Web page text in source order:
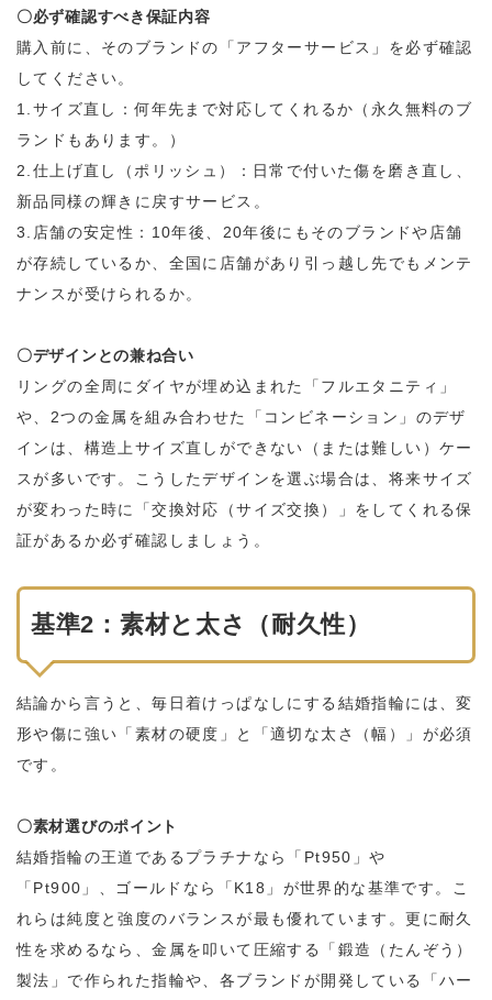
〇必ず確認すべき保証内容
購入前に、そのブランドの「アフターサービス」を必ず確認
してください。
1.サイズ直し：何年先まで対応してくれるか（永久無料のブ
ランドもあります。）
2.仕上げ直し（ポリッシュ）：日常で付いた傷を磨き直し、
新品同様の輝きに戻すサービス。
3.店舗の安定性：10年後、20年後にもそのブランドや店舗
が存続しているか、全国に店舗があり引っ越し先でもメンテ
ナンスが受けられるか。
〇デザインとの兼ね合い
リングの全周にダイヤが埋め込まれた「フルエタニティ」
や、2つの金属を組み合わせた「コンビネーション」のデザ
インは、構造上サイズ直しができない（または難しい）ケー
スが多いです。こうしたデザインを選ぶ場合は、将来サイズ
が変わった時に「交換対応（サイズ交換）」をしてくれる保
証があるか必ず確認しましょう。
基準2：素材と太さ（耐久性）
結論から言うと、毎日着けっぱなしにする結婚指輪には、変
形や傷に強い「素材の硬度」と「適切な太さ（幅）」が必須
です。
〇素材選びのポイント
結婚指輪の王道であるプラチナなら「Pt950」や
「Pt900」、ゴールドなら「K18」が世界的な基準です。こ
れらは純度と強度のバランスが最も優れています。更に耐久
性を求めるなら、金属を叩いて圧縮する「鍛造（たんぞう）
製法」で作られた指輪や、各ブランドが開発している「ハー